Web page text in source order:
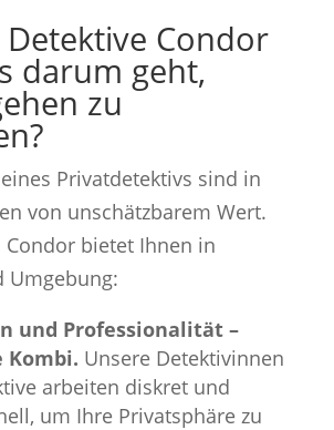
Condor
darum geht,
zu
Privatdetektivs sind in
von unschätzbarem Wert.
Condor bietet Ihnen in
Umgebung:
und Professionalität –
Kombi. Unsere Detektivinnen
arbeiten diskret und
um Ihre Privatsphäre zu